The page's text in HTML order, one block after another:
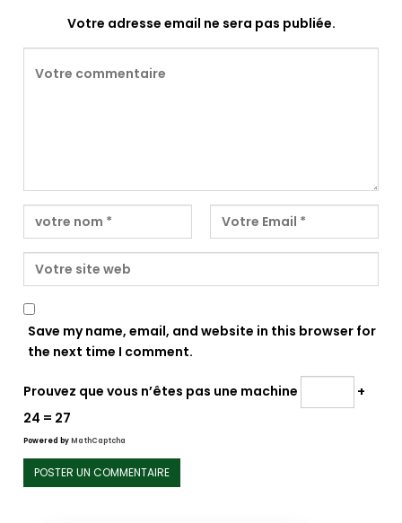
Votre adresse email ne sera pas publiée.
Save my name, email, and website in this browser for
the next time I comment.
Prouvez que vous n’êtes pas une machine
+
24 = 27
Powered byMathCaptcha